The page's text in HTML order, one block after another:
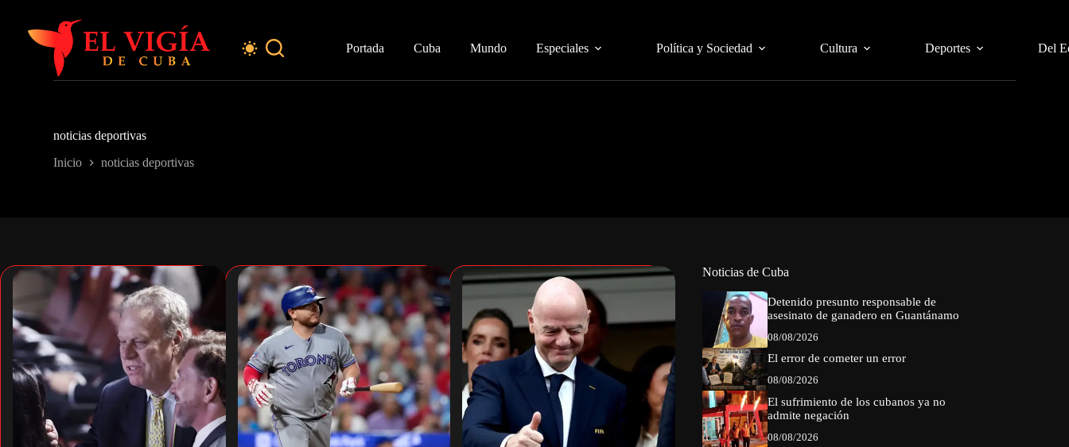
contenido
Portada
Cuba Mundo Especiales Política y Sociedad Cultura Deportes Del
noticias deportivas
Inicio noticias deportivas
Noticias de Cuba
Detenido presunto responsable de
asesinato de ganadero en Guantánamo
08/08/2026
El error de cometer un error
08/08/2026
El sufrimiento de los cubanos ya no
admite negación
08/08/2026